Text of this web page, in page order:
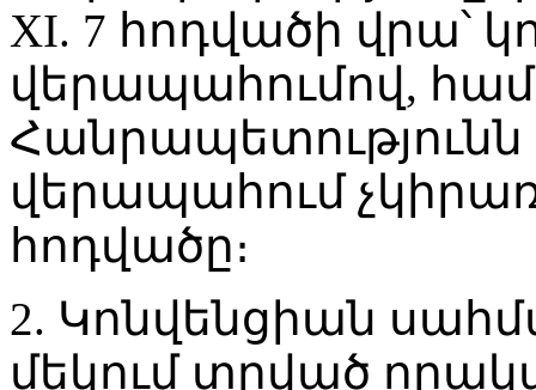
XI. 7 հոդվածի վրա՝
վերապահումով,
Հանրապետությունն
վերապահում
հոդվածը։
2. Կոնվենցիան
մեկում տրված